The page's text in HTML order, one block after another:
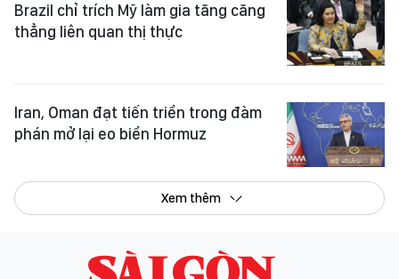
Brazil chỉ trích Mỹ làm gia tăng căng
thẳng liên quan thị thực
Iran, Oman đạt tiến triển trong đàm
phán mở lại eo biển Hormuz
Xem thêm